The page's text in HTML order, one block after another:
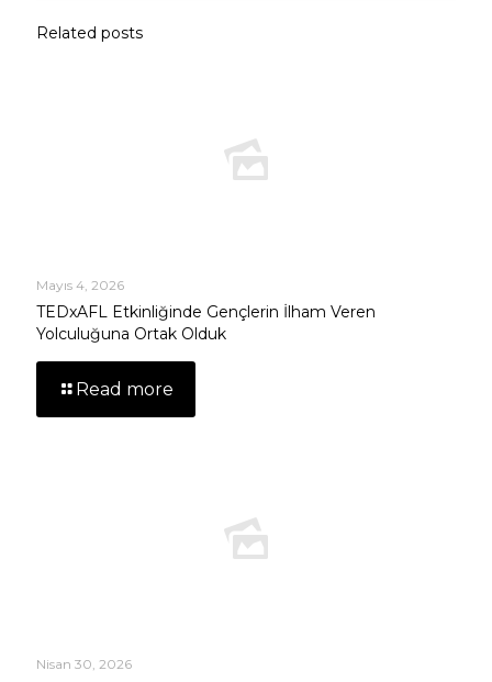
Related posts
Mayıs 4, 2026
TEDxAFL Etkinliğinde Gençlerin İlham Veren
Yolculuğuna Ortak Olduk
Read more
Nisan 30, 2026